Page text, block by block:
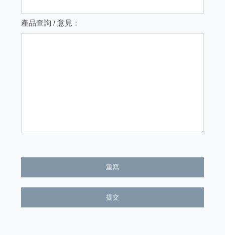
產品查詢 / 意見：
重寫
提交